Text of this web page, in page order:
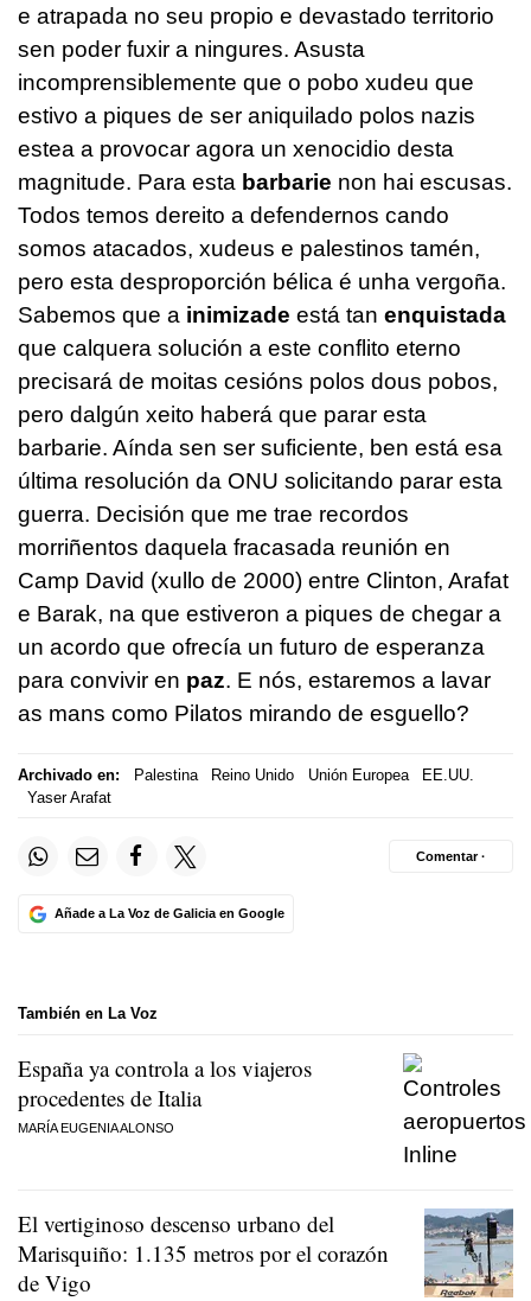
e atrapada no seu propio e devastado territorio
sen poder fuxir a ningures. Asusta
incomprensiblemente que o pobo xudeu que
estivo a piques de ser aniquilado polos nazis
estea a provocar agora un xenocidio desta
magnitude. Para esta barbarie non hai escusas.
Todos temos dereito a defendernos cando
somos atacados, xudeus e palestinos tamén,
pero esta desproporción bélica é unha vergoña.
Sabemos que a inimizade está tan enquistada
que calquera solución a este conflito eterno
precisará de moitas cesións polos dous pobos,
pero dalgún xeito haberá que parar esta
barbarie. Aínda sen ser suficiente, ben está esa
última resolución da ONU solicitando parar esta
guerra. Decisión que me trae recordos
morriñentos daquela fracasada reunión en
Camp David (xullo de 2000) entre Clinton, Arafat
e Barak, na que estiveron a piques de chegar a
un acordo que ofrecía un futuro de esperanza
para convivir en paz. E nós, estaremos a lavar
as mans como Pilatos mirando de esguello?
Archivado en: Palestina Reino Unido Unión Europea
EE.UU.
Yaser Arafat
Añade a La Voz de Galicia en Google
Comentar ·
También en La Voz
España ya controla a los viajeros
procedentes de Italia
MARÍA EUGENIA ALONSO
El vertiginoso descenso urbano del
Marisquiño: 1.135 metros por el corazón
de Vigo